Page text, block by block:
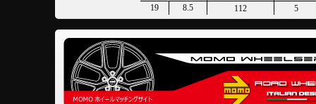
19
8.5 112 5